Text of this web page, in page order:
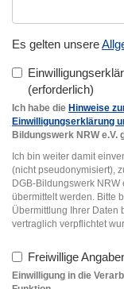
Es gelten unsere
Ich habe die Hinweise
Einwilligungserklärung
Bildungswerk NRW
Ich bin weiter damit
(nicht pseudonymisiert),
DGB-Bildungswerk
übermittelt werden. Bitte
Übermittlung Ihrer Daten
vertraglich verpflichtet
Freiwillige
Einwilligung in die